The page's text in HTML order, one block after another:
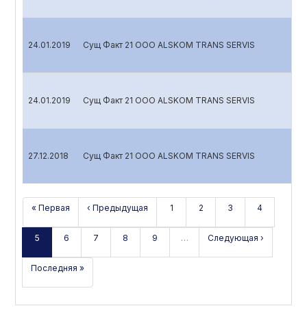
24.01.2019 Сущ Факт 21 OOO ALSKOM TRANS SERVIS
24.01.2019 Сущ Факт 21 OOO ALSKOM TRANS SERVIS
27.12.2018 Сущ Факт 21 OOO ALSKOM TRANS SERVIS
« Первая ‹ Предыдущая 1 2 3 4
5 6 7 8 9 … Следующая ›
Последняя »